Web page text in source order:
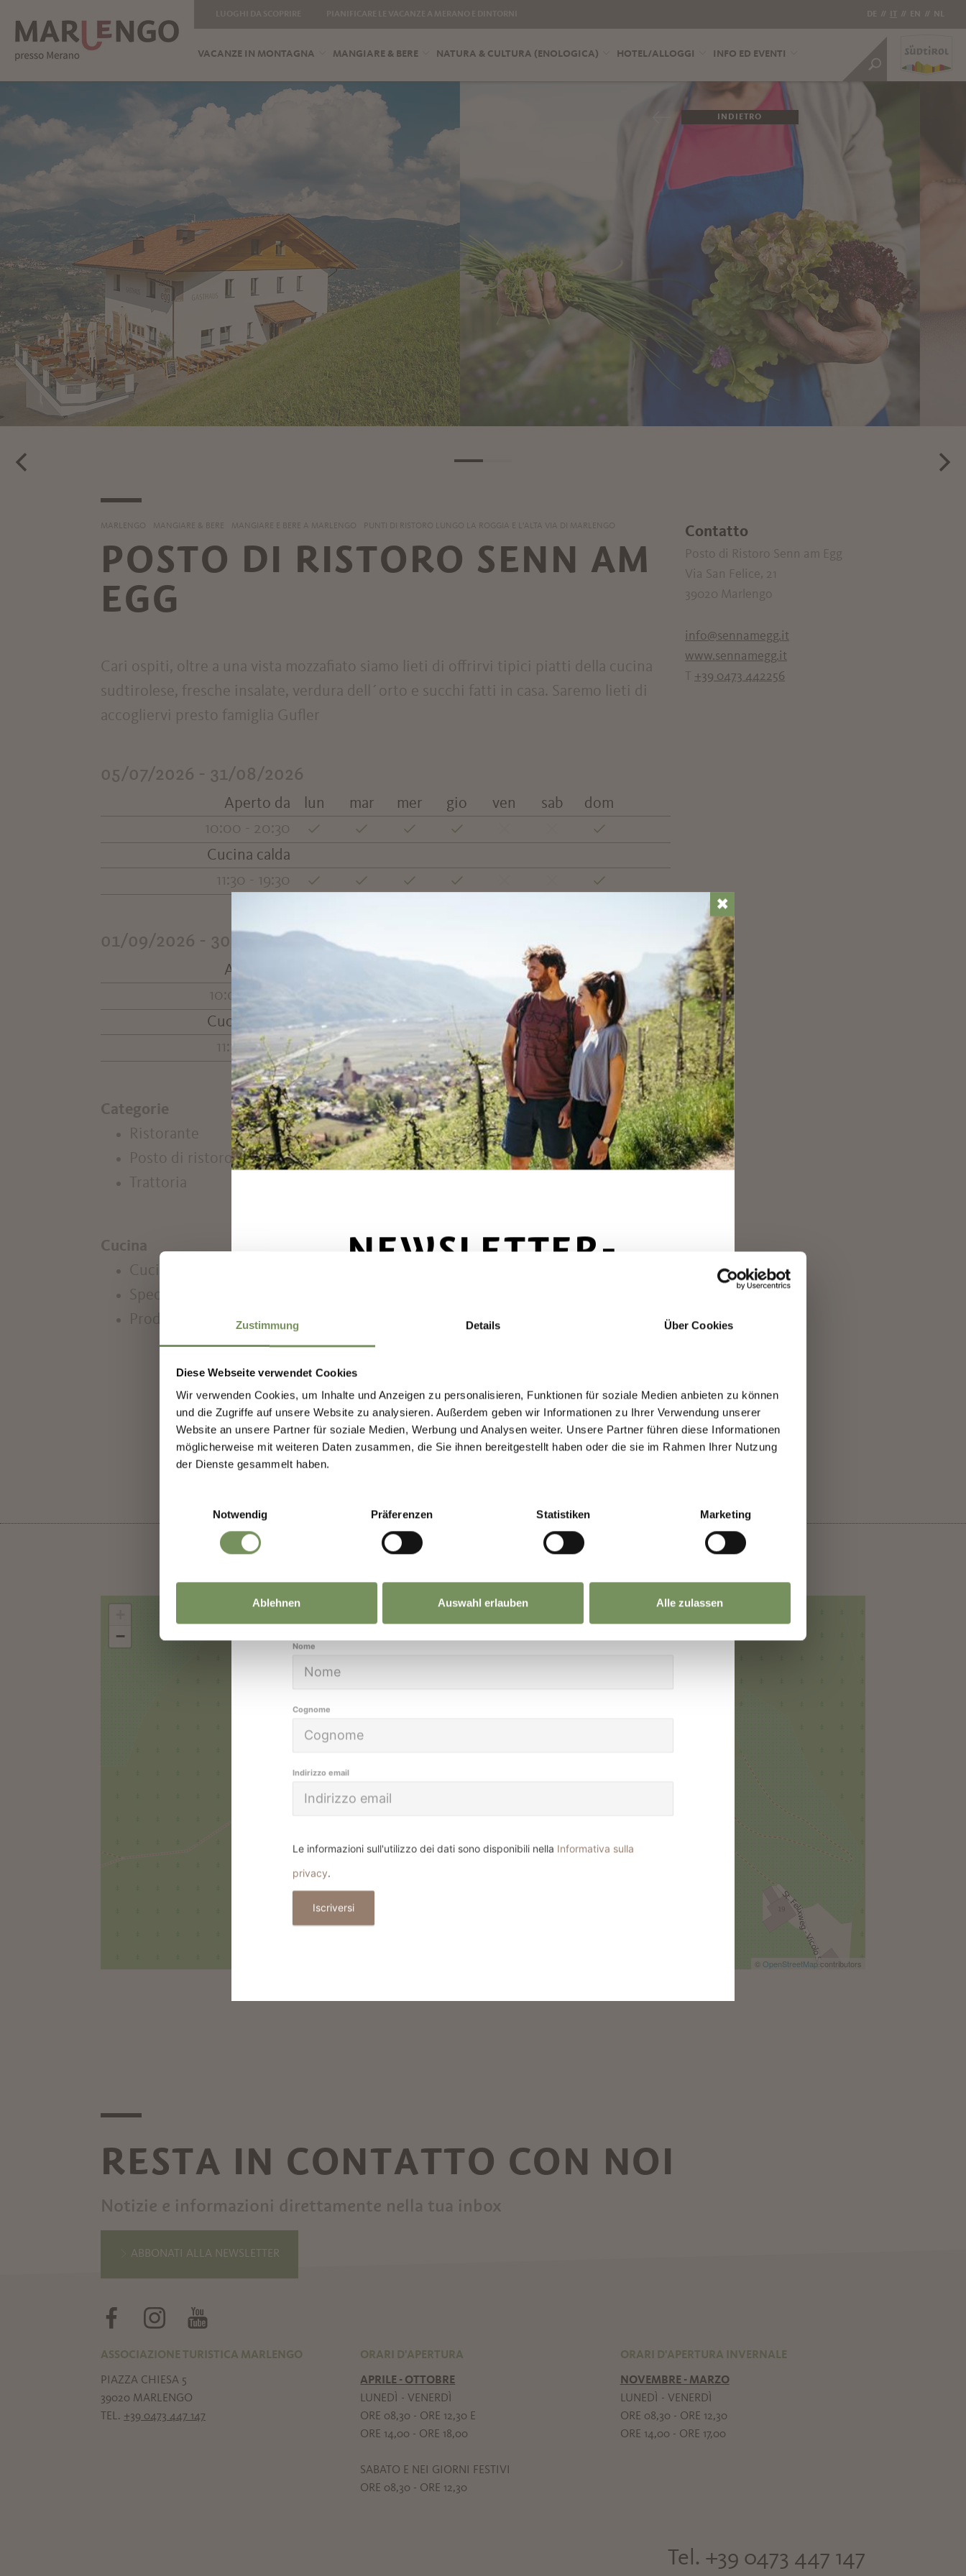
Zustimmung Details Über Cookies
Diese Webseite verwendet Cookies
Wir verwenden Cookies, um Inhalte und Anzeigen zu personalisieren, Funktionen für soziale Medien anbieten zu können
und die Zugriffe auf unsere Website zu analysieren. Außerdem geben wir Informationen zu Ihrer Verwendung unserer
Website an unsere Partner für soziale Medien, Werbung und Analysen weiter. Unsere Partner führen diese Informationen
möglicherweise mit weiteren Daten zusammen, die Sie ihnen bereitgestellt haben oder die sie im Rahmen Ihrer Nutzung
der Dienste gesammelt haben.
Notwendig
Präferenzen Statistiken Marketing
Ablehnen Auswahl erlauben Alle zulassen
DE // IT // EN // NL
VACANZE IN MONTAGNA MANGIARE & BERE NATURA & CULTURA (ENOLOGICA) HOTEL/ALLOGGI INFO ED EVENTI
INDIETRO
MARLENGO MANGIARE & BERE MANGIARE E BERE A MARLENGO PUNTI DI RISTORO LUNGO LA ROGGIA E L'ALTA VIA DI MARLENGO
POSTO DI RISTORO SENN AM
EGG
Cari ospiti, oltre a una vista mozzafiato siamo lieti di offrirvi tipici piatti della cucina
sudtirolese, fresche insalate, verdura dell´orto e succhi fatti in casa. Saremo lieti di
accogliervi presto famiglia Gufler
05/07/2026 - 31/08/2026
Aperto da lun mar mer gio ven sab
dom
10:00 - 20:30
Cucina calda
11:30 - 19:30
01/09/2026 - 30/10/2026
Aperto da gio sab
dom
10:00 - 19:30
Cucina calda
11:30 - 18:30
Categorie
Ristorante
Posto di ristoro
Trattoria
Servizio
Parco giochi
Parcheggi
Cucina
Cucina aperta
Specialità altoatesine
Prodotti di produzione propria
Contatto
Posto di Ristoro Senn am Egg
Via San Felice, 21
39020 Marlengo
info@sennamegg.it
www.sennamegg.it
T +39 0473 442256
IL CONTENUTO VI È STATO UTILE? SÌ NO
−
© OpenStreetMapcontributors
RESTA IN CONTATTO CON NOI
Notizie e informazioni direttamente nella tua inbox
ABBONATI ALLA NEWSLETTER
ASSOCIAZIONE TURISTICA MARLENGO
PIAZZA CHIESA 5
39020 MARLENGO
TEL. +39 0473 447 147
ORARI D'APERTURA
APRILE - OTTOBRE
LUNEDÌ - VENERDÌ
ORE 08,30 - ORE 12,30 E
ORE 14,00 - ORE 18,00
SABATO E NEI GIORNI FESTIVI
ORE 08,30 - ORE 12,30
ORARI D'APERTURA INVERNALE
NOVEMBRE - MARZO
LUNEDÌ - VENERDÌ
ORE 08,30 - ORE 12,30
ORE 14,00 - ORE 17,00
Tel. +39 0473 447 147
✖
NEWSLETTER-
Scoprite il meglio di Marlengo! 🌄
Iscriviti subito alla nostra newsletter e sarai il primo a
conoscere offerte esclusive, eventi speciali e consigli
nascosti per la tua prossima visita a Marlengo!
Saluto
Nome
Cognome
Indirizzo email
Le informazioni sull'utilizzo dei dati sono disponibili nella Informativa sulla
privacy.
Iscriversi